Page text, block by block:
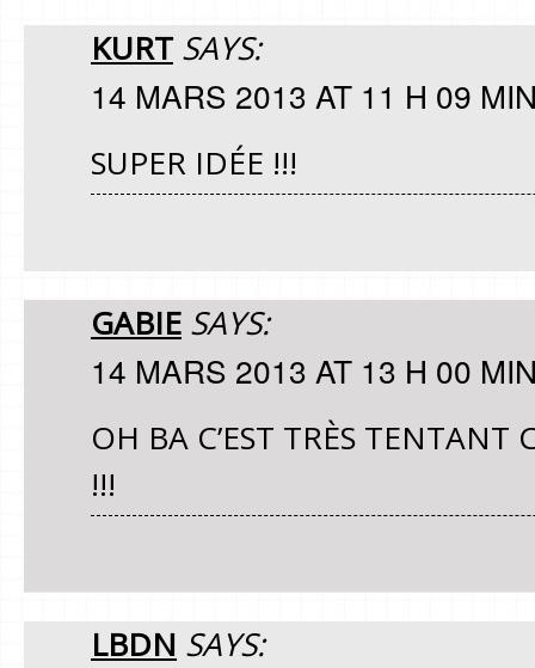
KURT SAYS:
14 MARS 2013 AT 11 H 09
SUPER IDÉE !!!
GABIE SAYS:
14 MARS 2013 AT 13 H 00
OH BA C’EST TRÈS
!!!
LBDN SAYS: